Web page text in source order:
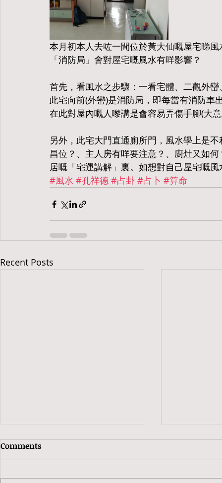
本月初本人去咗一間位於黃大仙嘅屋宅睇
「消防局」會對屋宅嘅風水有咩影響？
首先，看風水之步驟：一看宅體、二觀外
此宅向前(外巒)是消防局，即每當有消防車
在此對屋內嘅人嚟講是會容易弄傷手腳(大
另外，此宅大門直通廁所門，風水學上是
昌位？、主人房有咩要注意？、廚灶又如
居嘅「宅運講解」裏。如想對自己屋宅嘅
#風水 #孔祥德 #占卦 #占卜 #算命
Recent Posts
Comments